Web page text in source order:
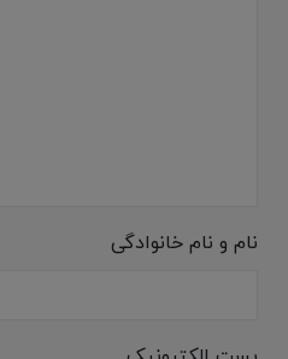
نام و نام خانوادگی